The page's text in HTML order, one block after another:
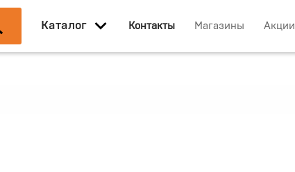
Каталог Контакты Магазины Акции